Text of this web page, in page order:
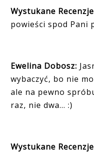
Wystukane
powieści spod Pani
Ewelina Dobosz:
wybaczyć, bo nie
ale na pewno
raz, nie dwa… :)
Wystukane